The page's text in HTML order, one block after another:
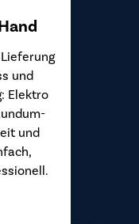
und
Elektro
und